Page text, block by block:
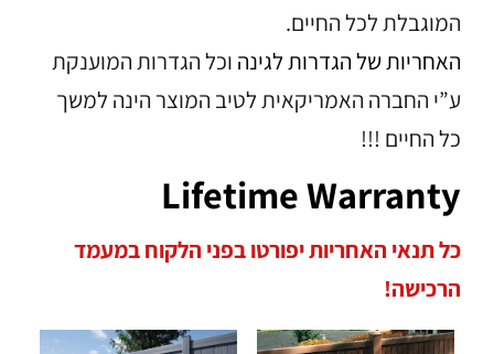
המוגבלת לכל החיים.
האחריות של הגדרות לגינה וכל הגדרות המוענקת
ע”י החברה האמריקאית לטיב המוצר הינה למשך
כל החיים !!!
Lifetime Warranty
כל תנאי האחריות יפורטו בפני הלקוח במעמד
הרכישה!